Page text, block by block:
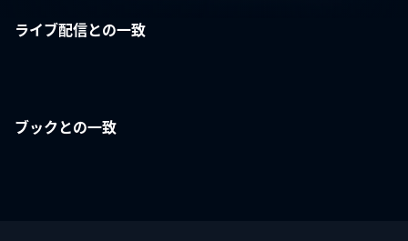
ライブ配信との一致
ブックとの一致